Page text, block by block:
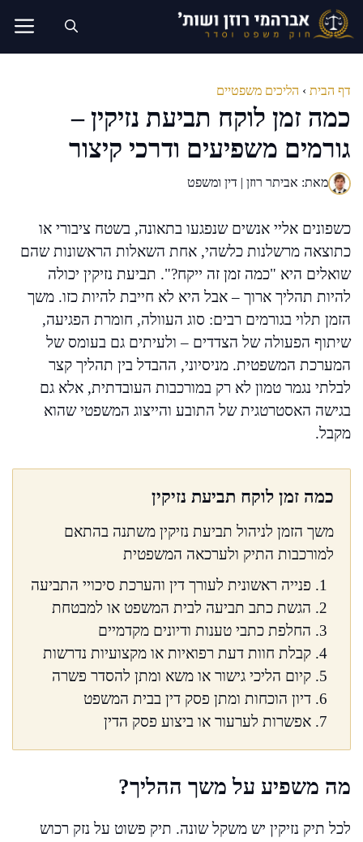
לדלג
לתוכן
דף הבית › הליכים משפטיים
כמה זמן לוקח תביעת נזיקין –
גורמים משפיעים ודרכי קיצור
מאת: אביתר רוזן | דין ומשפט
כשפונים אליי אנשים שנפגעו בתאונה, בשטח ציבורי או
כתוצאה מרשלנות כלשהי, אחת השאלות הראשונות שהם
שואלים היא "כמה זמן זה ייקח?". תביעת נזיקין יכולה
להיות תהליך ארוך – אבל היא לא חייבת להיות כזו. משך
הזמן תלוי בגורמים רבים: סוג העוולה, חומרת הפגיעה,
שיתוף הפעולה של הצדדים – ולעיתים גם בעומס של
המערכת המשפטית. מניסיוני, ההבדל בין תהליך קצר
לבלתי נגמר טמון לא רק במורכבות העובדתית, אלא גם
בגישה האסטרטגית של התובע והייצוג המשפטי שהוא
מקבל.
כמה זמן לוקח תביעת נזיקין
משך הזמן לניהול תביעת נזיקין משתנה בהתאם
למורכבות התיק ולערכאה המשפטית
פנייה ראשונית לעורך דין והערכת סיכויי התביעה
הגשת כתב תביעה לבית המשפט או למבטחת
החלפת כתבי טענות ודיונים מקדמיים
קבלת חוות דעת רפואיות או מקצועיות נדרשות
קיום הליכי גישור או משא ומתן להסדר פשרה
דיון הוכחות ומתן פסק דין בבית המשפט
אפשרות לערעור או ביצוע פסק הדין
מה משפיע על משך ההליך?
לכל תיק נזיקין יש משקל שונה. תיק פשוט על נזק רכוש